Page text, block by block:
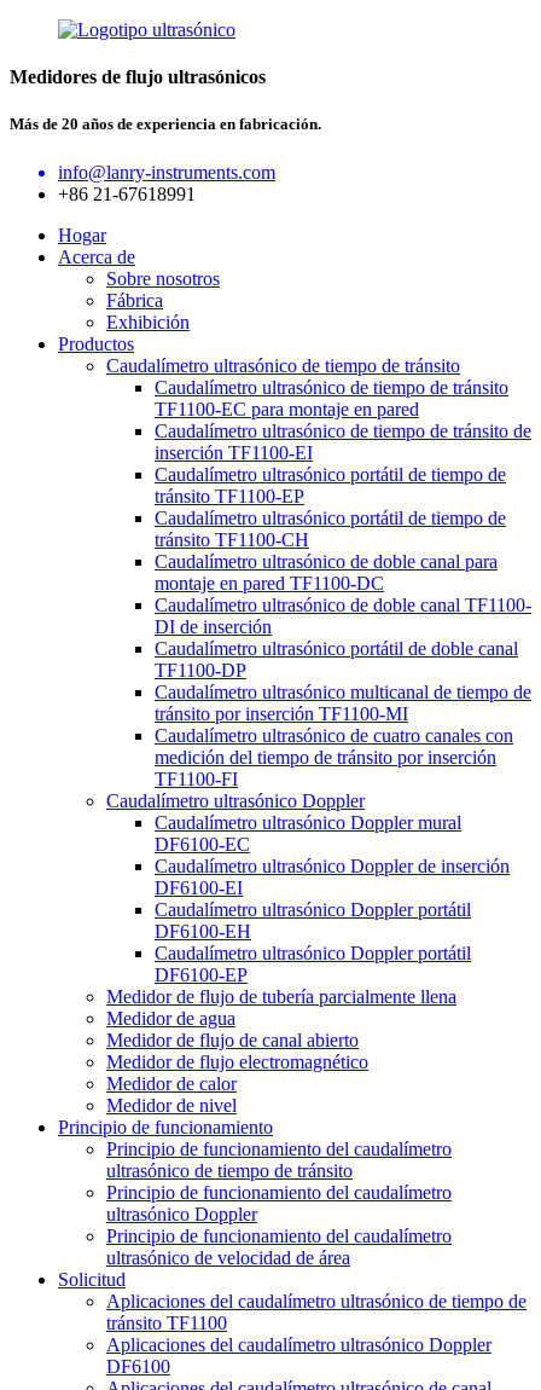
Medidores de flujo ultrasónicos
Más de 20 años de experiencia en fabricación.
info@lanry-instruments.com
+86 21-67618991
Hogar
Acerca de
Sobre nosotros
Fábrica
Exhibición
Productos
Caudalímetro ultrasónico de tiempo de tránsito
Caudalímetro ultrasónico de tiempo de tránsito
TF1100-EC para montaje en pared
Caudalímetro ultrasónico de tiempo de tránsito de
inserción TF1100-EI
Caudalímetro ultrasónico portátil de tiempo de
tránsito TF1100-EP
Caudalímetro ultrasónico portátil de tiempo de
tránsito TF1100-CH
Caudalímetro ultrasónico de doble canal para
montaje en pared TF1100-DC
Caudalímetro ultrasónico de doble canal TF1100-
DI de inserción
Caudalímetro ultrasónico portátil de doble canal
TF1100-DP
Caudalímetro ultrasónico multicanal de tiempo de
tránsito por inserción TF1100-MI
Caudalímetro ultrasónico de cuatro canales con
medición del tiempo de tránsito por inserción
TF1100-FI
Caudalímetro ultrasónico Doppler
Caudalímetro ultrasónico Doppler mural
DF6100-EC
Caudalímetro ultrasónico Doppler de inserción
DF6100-EI
Caudalímetro ultrasónico Doppler portátil
DF6100-EH
Caudalímetro ultrasónico Doppler portátil
DF6100-EP
Medidor de flujo de tubería parcialmente llena
Medidor de agua
Medidor de flujo de canal abierto
Medidor de flujo electromagnético
Medidor de calor
Medidor de nivel
Principio de funcionamiento
Principio de funcionamiento del caudalímetro
ultrasónico de tiempo de tránsito
Principio de funcionamiento del caudalímetro
ultrasónico Doppler
Principio de funcionamiento del caudalímetro
ultrasónico de velocidad de área
Solicitud
Aplicaciones del caudalímetro ultrasónico de tiempo de
tránsito TF1100
Aplicaciones del caudalímetro ultrasónico Doppler
DF6100